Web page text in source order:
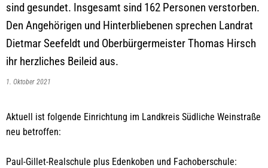
sind gesundet. Insgesamt sind 162 Personen verstorben.
Den Angehörigen und Hinterbliebenen sprechen Landrat
Dietmar Seefeldt und Oberbürgermeister Thomas Hirsch
ihr herzliches Beileid aus.
1. Oktober 2021
Aktuell ist folgende Einrichtung im Landkreis Südliche Weinstraße
neu betroffen:
Paul-Gillet-Realschule plus Edenkoben und Fachoberschule: